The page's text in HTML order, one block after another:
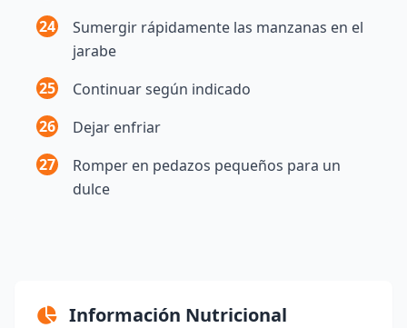
24
Sumergir rápidamente las manzanas en el
jarabe
25
Continuar según indicado
26
Dejar enfriar
27
Romper en pedazos pequeños para un
dulce
Información Nutricional